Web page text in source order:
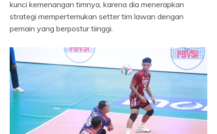
kunci kemenangan timnya, karena dia menerapkan
strategi mempertemukan setter tim lawan dengan
pemain yang berpostur tiinggi.